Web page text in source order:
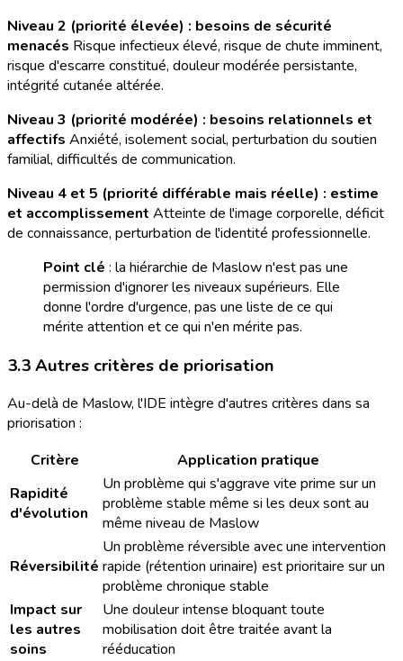
Niveau 2 (priorité élevée) : besoins de sécurité
menacés Risque infectieux élevé, risque de chute imminent,
risque d'escarre constitué, douleur modérée persistante,
intégrité cutanée altérée.
Niveau 3 (priorité modérée) : besoins relationnels et
affectifs Anxiété, isolement social, perturbation du soutien
familial, difficultés de communication.
Niveau 4 et 5 (priorité différable mais réelle) : estime
et accomplissement Atteinte de l'image corporelle, déficit
de connaissance, perturbation de l'identité professionnelle.
Point clé : la hiérarchie de Maslow n'est pas une
permission d'ignorer les niveaux supérieurs. Elle
donne l'ordre d'urgence, pas une liste de ce qui
mérite attention et ce qui n'en mérite pas.
3.3 Autres critères de priorisation
Au-delà de Maslow, l'IDE intègre d'autres critères dans sa
priorisation :
Critère
Application pratique
Rapidité
d'évolution
Un problème qui s'aggrave vite prime sur un
problème stable même si les deux sont au
même niveau de Maslow
Réversibilité
Un problème réversible avec une intervention
rapide (rétention urinaire) est prioritaire sur un
problème chronique stable
Impact sur
les autres
soins
Une douleur intense bloquant toute
mobilisation doit être traitée avant la
rééducation